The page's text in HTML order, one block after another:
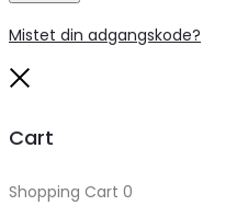
Mistet din adgangskode?
Cart
Shopping Cart 0